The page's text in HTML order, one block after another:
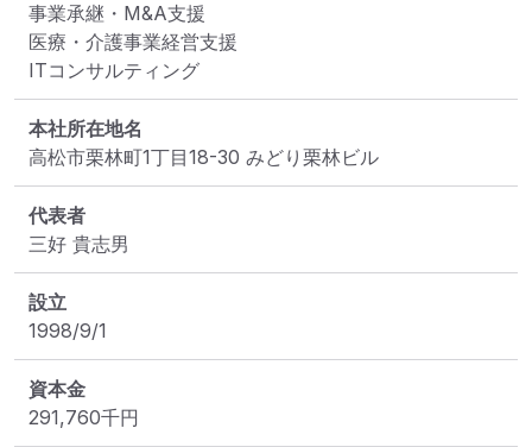
事業承継・M&A支援
医療・介護事業経営支援
ITコンサルティング
本社所在地名
高松市栗林町1丁目18-30 みどり栗林ビル
代表者
三好 貴志男
設立
1998/9/1
資本金
291,760千円